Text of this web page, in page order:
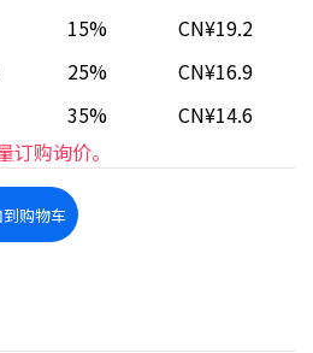
15%
CN¥19.2
25%
CN¥16.9
35%
CN¥14.6
订购询价。
到购物车